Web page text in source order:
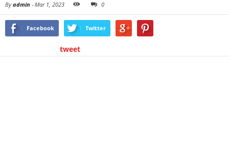
Byadmin - Mar 1, 2023 0
Facebook Twitter
tweet